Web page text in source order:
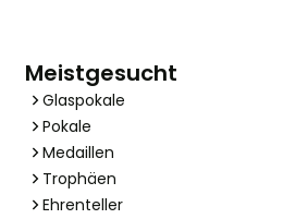
Meistgesucht
Glaspokale
Pokale
Medaillen
Trophäen
Ehrenteller